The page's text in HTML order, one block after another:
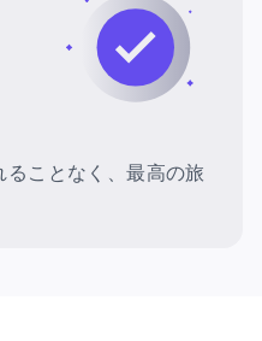
ことなく、最高の旅